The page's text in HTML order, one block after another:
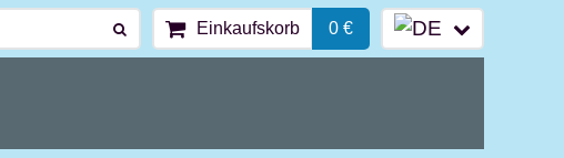
Einkaufskorb 0 €